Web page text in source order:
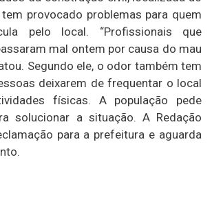
provocado problemas para quem
pelo local. “Profissionais que
mal ontem por causa do mau
Segundo ele, o odor também tem
deixarem de frequentar o local
físicas. A população pede
solucionar a situação. A Redação
para a prefeitura e aguarda